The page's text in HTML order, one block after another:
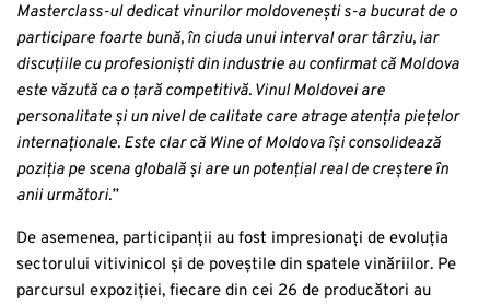
Masterclass-ul dedicat vinurilor moldovenești s-a bucurat de o
participare foarte bună, în ciuda unui interval orar târziu, iar
discuțiile cu profesioniști din industrie au confirmat că Moldova
este văzută ca o țară competitivă. Vinul Moldovei are
personalitate și un nivel de calitate care atrage atenția piețelor
internaționale. Este clar că Wine of Moldova își consolidează
poziția pe scena globală și are un potențial real de creștere în
anii următori.”
De asemenea, participanții au fost impresionați de evoluția
sectorului vitivinicol și de poveștile din spatele vinăriilor. Pe
parcursul expoziției, fiecare din cei 26 de producători au